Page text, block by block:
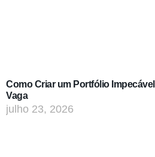
Como Criar um Portfólio
Vaga
julho 23, 2026